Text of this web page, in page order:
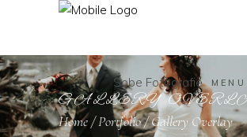
Sobe Fotografie MENU
GALLERY
Home/Portfolio/Gallery Overlay